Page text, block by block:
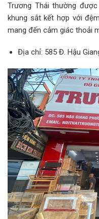
Trương Thái thường
khung sắt kết hợp với
mang đến cảm giác thoải
Địa chỉ: 585 Đ. Hậu